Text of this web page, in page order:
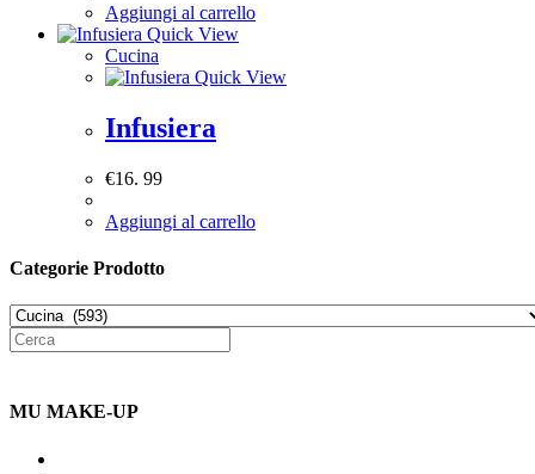
Aggiungi al carrello
Quick View
Cucina
Quick View
Infusiera
€16. 99
Aggiungi al carrello
Categorie Prodotto
MU MAKE-UP